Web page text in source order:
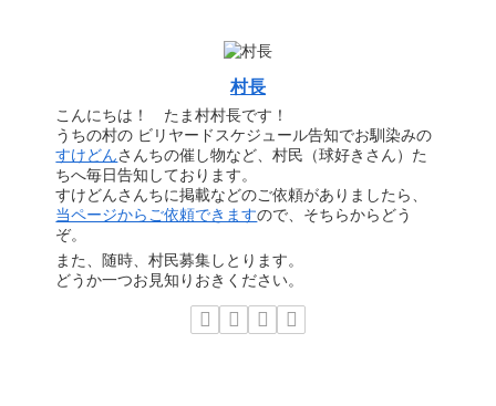
村長
こんにちは！ たま村村長です！
うちの村の ビリヤードスケジュール告知でお馴染みの
すけどんさんちの催し物など、村民（球好きさん）た
ちへ毎日告知しております。
すけどんさんちに掲載などのご依頼がありましたら、
当ページからご依頼できますので、そちらからどう
ぞ。
また、随時、村民募集しとります。
どうか一つお見知りおきください。